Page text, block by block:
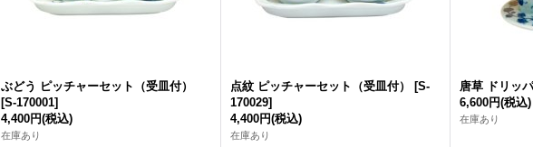
ぶどう ピッチャーセット（受皿付）
[S-170001]
4,400円(税込)
在庫あり
点紋 ピッチャーセット（受皿付） [S-
170029]
4,400円(税込)
在庫あり
唐草 ドリッ
6,600円(税込)
在庫あり